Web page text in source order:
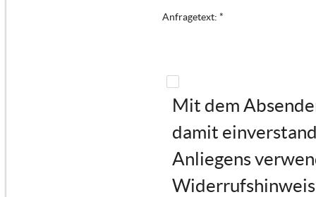
Mit dem
damit
Anliegens
Anfragetext: *